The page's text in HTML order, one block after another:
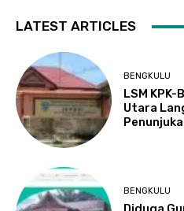
LATEST ARTICLES
BENGKULU
LSM KPK-
Utara
BENGKULU